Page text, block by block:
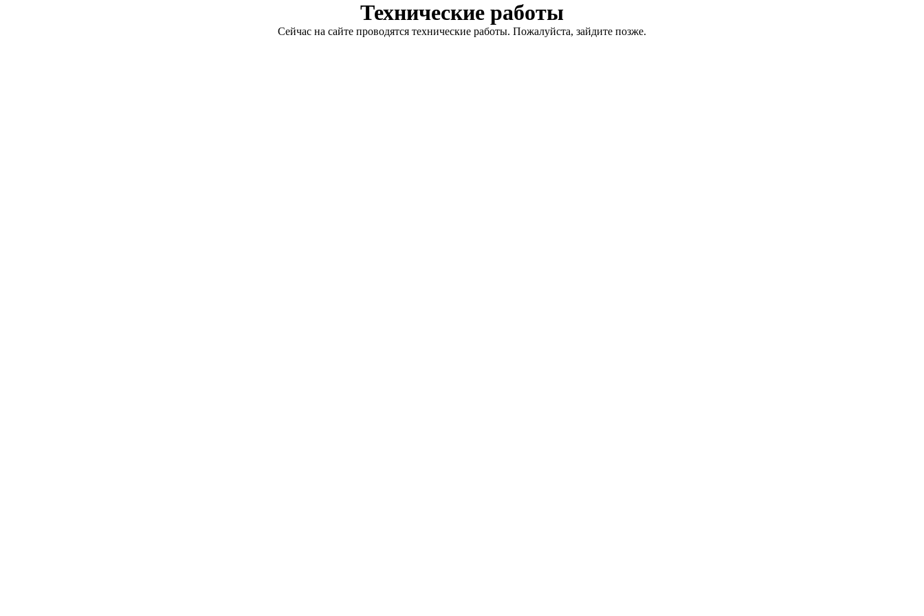
Технические работы
Сейчас на сайте проводятся технические работы. Пожалуйста, зайдите позже.